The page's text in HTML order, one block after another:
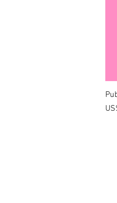
價